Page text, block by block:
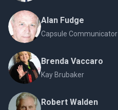
Alan Fudge
Capsule Communicator
Brenda Vaccaro
Kay Brubaker
Robert Walden